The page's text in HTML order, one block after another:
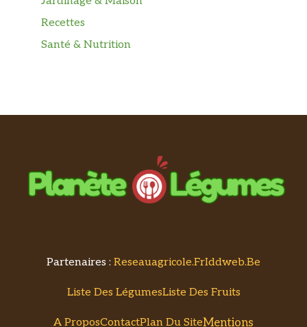
Recettes
Santé & Nutrition
Partenaires : Reseauagricole.frIddweb.be
Liste Des LégumesListe Des Fruits
A ProposContactPlan Du SiteMentions